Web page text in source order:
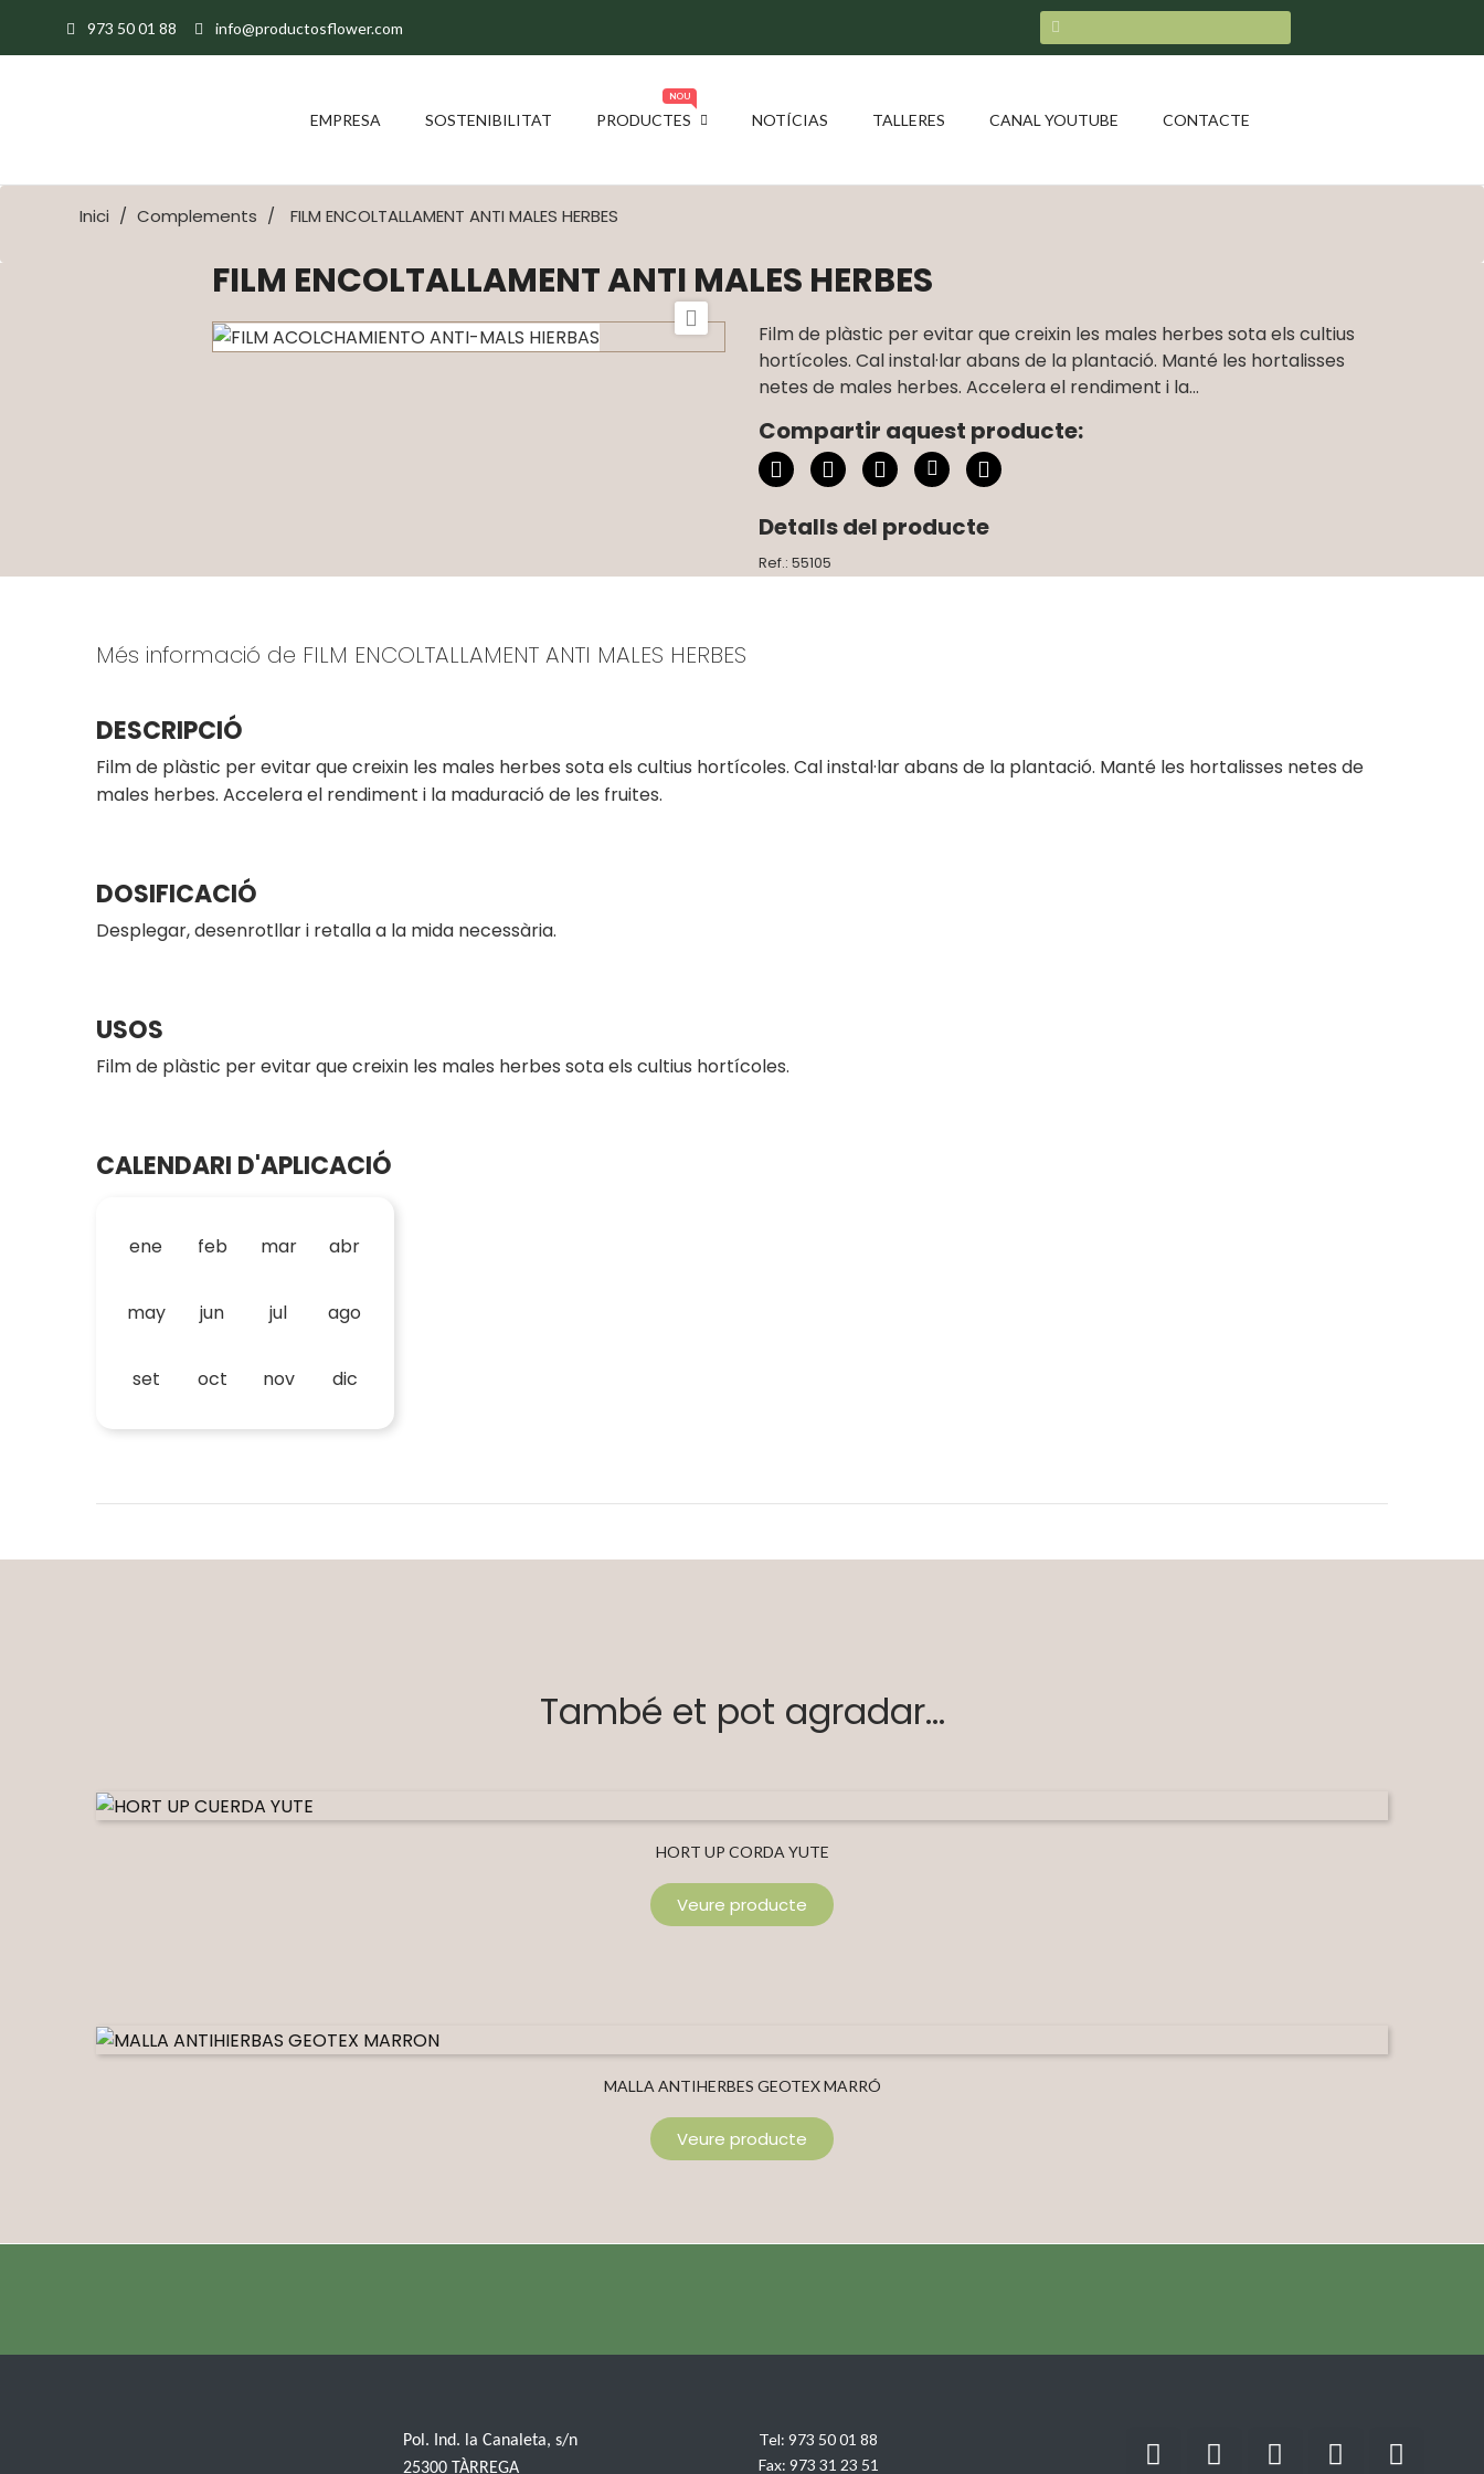
973 50 01 88 info@productosflower.com
EMPRESA SOSTENIBILITAT PRODUCTES
NOU
NOTÍCIAS TALLERES CANAL YOUTUBE CONTACTE
Inici Complements FILM ENCOLTALLAMENT ANTI MALES HERBES
FILM ENCOLTALLAMENT ANTI MALES HERBES

Film de plàstic per evitar que creixin les males herbes sota els cultius
hortícoles. Cal instal·lar abans de la plantació. Manté les hortalisses
netes de males herbes. Accelera el rendiment i la...
Compartir aquest producte:
Detalls del producte
Ref.: 55105
Més informació de FILM ENCOLTALLAMENT ANTI MALES HERBES
DESCRIPCIÓ
Film de plàstic per evitar que creixin les males herbes sota els cultius hortícoles. Cal instal·lar abans de la plantació. Manté les hortalisses netes de
males herbes. Accelera el rendiment i la maduració de les fruites.
DOSIFICACIÓ
Desplegar, desenrotllar i retalla a la mida necessària.
USOS
Film de plàstic per evitar que creixin les males herbes sota els cultius hortícoles.
CALENDARI D'APLICACIÓ
ene feb mar abr
may jun jul ago
set oct nov dic
També et pot agradar...
HORT UP CORDA YUTE
Veure producte
MALLA ANTIHERBES GEOTEX MARRÓ
Veure producte
Pol. Ind. la Canaleta, s/n
25300 TÀRREGA
Tel: 973 50 01 88
Fax: 973 31 23 51